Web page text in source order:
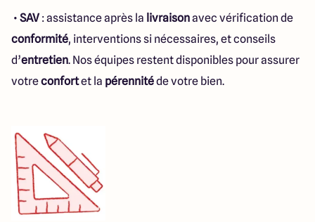
• SAV : assistance après la livraisonavec vérification de
conformité, interventions si nécessaires, et conseils
d’entretien. Nos équipes restent disponibles pour assurer
votreconfortet la pérennitéde votre bien.